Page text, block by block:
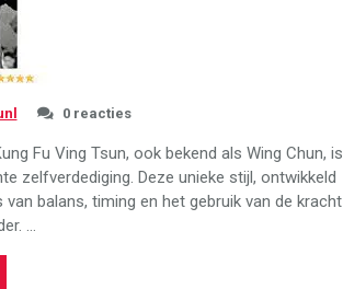
0 reacties
Fu Ving Tsun, ook bekend als Wing Chun, is
zelfverdediging. Deze unieke stijl, ontwikkeld
balans, timing en het gebruik van de kracht
…